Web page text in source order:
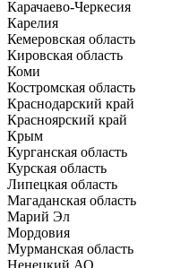
Карачаево-Черкесия
Карелия
Кемеровская область
Кировская область
Коми
Костромская область
Краснодарский край
Красноярский край
Крым
Курганская область
Курская область
Липецкая область
Магаданская область
Марий Эл
Мордовия
Мурманская область
Ненецкий АО